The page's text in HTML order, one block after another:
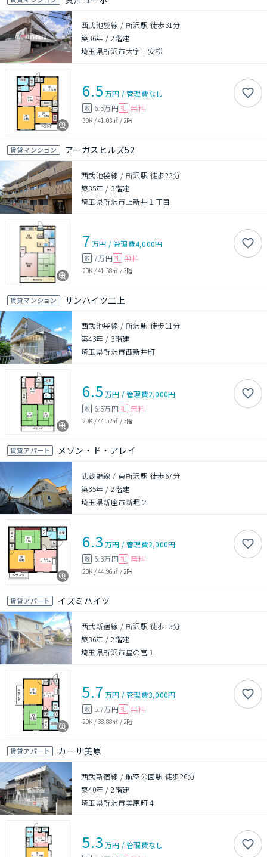
西武池袋線 / 所沢駅 徒歩31分
築36年 /2階建
埼玉県所沢市大字上安松
6.5 万円 /管理費なし
敷 6.5万円 礼 無料
3DK /41.03㎡ / 2階
賃貸マンション アーガスヒルズ52
西武池袋線 / 所沢駅 徒歩23分
築35年 / 3階建
埼玉県所沢市上新井１丁目
7 万円 /管理費4,000円
敷 7万円 礼 無料
2DK /41.58㎡ /3階
賃貸マンション サンハイツ二上
西武池袋線 / 所沢駅 徒歩11分
築43年 / 3階建
埼玉県所沢市西新井町
6.5 万円 /管理費2,000円
敷 6.5万円 礼 無料
2DK /44.52㎡ /3階
賃貸アパート メゾン・ド・アレイ
武蔵野線 / 東所沢駅 徒歩67分
築35年 /2階建
埼玉県新座市新堀２
6.3 万円 /管理費2,000円
敷 6.3万円 礼 無料
2DK /44.96㎡ / 2階
賃貸アパート イズミハイツ
西武新宿線 / 所沢駅 徒歩13分
築36年 /2階建
埼玉県所沢市星の宮１
5.7 万円 /管理費3,000円
敷 5.7万円 礼 無料
2DK /38.88㎡ / 2階
賃貸アパート カーサ美原
西武新宿線 / 航空公園駅 徒歩26分
築40年 /2階建
埼玉県所沢市美原町４
5.3 万円 /管理費なし